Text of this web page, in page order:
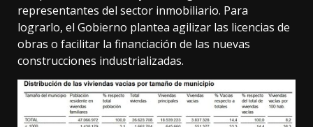
representantes del sector inmobiliario. Para
lograrlo, el Gobierno plantea agilizar las licencias de
obras o facilitar la financiación de las nuevas
construcciones industrializadas.